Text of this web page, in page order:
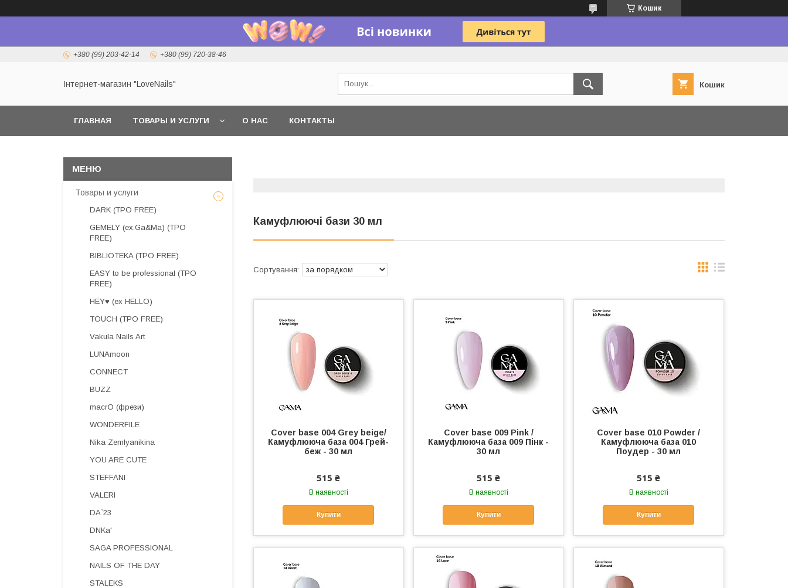
Кошик
+380 (99) 203-42-14 +380 (99) 720-38-46
Інтернет-магазин "LoveNails" Кошик
ГЛАВНАЯ ТОВАРЫ И УСЛУГИ О НАС КОНТАКТЫ
Камуфлюючі бази 30 мл
Cover base 004 Grey beige/
Камуфлююча база 004 Грей-
беж - 30 мл
515 ₴
В наявності
Купити
Cover base 009 Pink /
Камуфлююча база 009 Пінк -
30 мл
515 ₴
В наявності
Купити
Cover base 010 Powder /
Камуфлююча база 010
Поудер - 30 мл
515 ₴
В наявності
Купити
Товары и услуги
DARK (TPO FREE)
GEMELY (ex.Ga&Ma) (TPO
FREE)
BIBLIOTEKA (TPO FREE)
EASY to be professional (TPO
FREE)
HEY♥ (ex HELLO)
TOUCH (TPO FREE)
Vakula Nails Art
LUNAmoon
CONNECT
BUZZ
macrO (фрези)
WONDERFILE
Nika Zemlyanikina
YOU ARE CUTE
STEFFANI
VALERI
DA`23
DNKa'
SAGA PROFESSIONAL
NAILS OF THE DAY
STALEKS